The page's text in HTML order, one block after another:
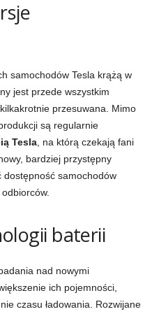
samochodów Tesla krążą w
jest przede wszystkim
przesuwana. Mimo
są regularnie
Tesla , na którą czekają fani
bardziej przystępny
dostępność samochodów
baterii
nad nowymi
ich pojemności,
czasu ładowania. Rozwijane